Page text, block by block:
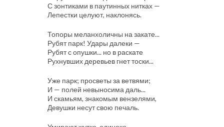
С зонтиками в паутинных нитках —
Лепестки целуют, наклонясь.
Топоры меланхоличны на закате...
Рубят парк! Удары далеки —
Рубят с опушки... но в раскате
Рухнувших деревьев гнет тоски...
Уже парк; просветы за ветвями;
И — полей невыносима даль...
И скамьям, знакомым вензелями,
Девушки несут свою печаль.